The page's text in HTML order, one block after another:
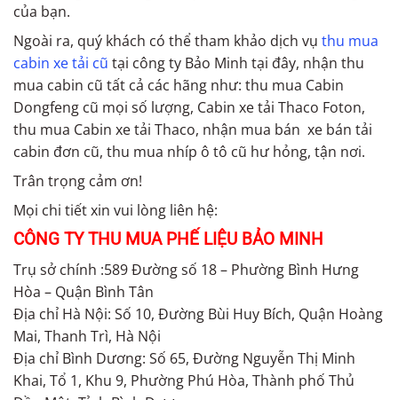
của bạn.
Ngoài ra, quý khách có thể tham khảo dịch vụ thu mua
cabin xe tải cũ tại công ty Bảo Minh tại đây, nhận thu
mua cabin cũ tất cả các hãng như: thu mua Cabin
Dongfeng cũ mọi số lượng, Cabin xe tải Thaco Foton,
thu mua Cabin xe tải Thaco, nhận mua bán xe bán tải
cabin đơn cũ, thu mua nhíp ô tô cũ hư hỏng, tận nơi.
Trân trọng cảm ơn!
Mọi chi tiết xin vui lòng liên hệ:
CÔNG TY THU MUA PHẾ LIỆU BẢO MINH
Trụ sở chính :589 Đường số 18 – Phường Bình Hưng
Hòa – Quận Bình Tân
Địa chỉ Hà Nội: Số 10, Đường Bùi Huy Bích, Quận Hoàng
Mai, Thanh Trì, Hà Nội
Địa chỉ Bình Dương: Số 65, Đường Nguyễn Thị Minh
Khai, Tổ 1, Khu 9, Phường Phú Hòa, Thành phố Thủ